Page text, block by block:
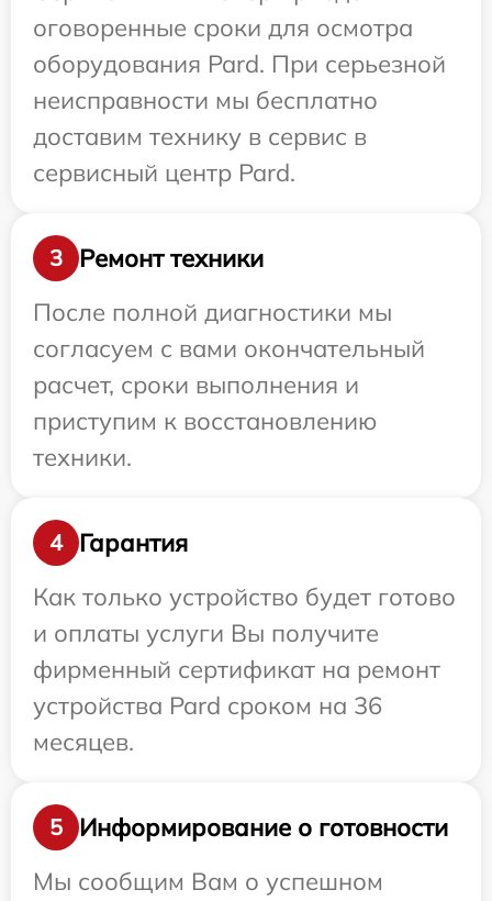
оговоренные сроки для осмотра
оборудования Pard. При серьезной
неисправности мы бесплатно
доставим технику в сервис в
сервисный центр Pard.
3
Ремонт техники
После полной диагностики мы
согласуем с вами окончательный
расчет, сроки выполнения и
приступим к восстановлению
техники.
4
Гарантия
Как только устройство будет готово
и оплаты услуги Вы получите
фирменный сертификат на ремонт
устройства Pard сроком на 36
месяцев.
5
Информирование о готовности
Мы сообщим Вам о успешном